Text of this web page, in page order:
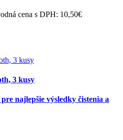
cena s DPH: 10,50€
3 kusy
najlepšie výsledky čistenia a